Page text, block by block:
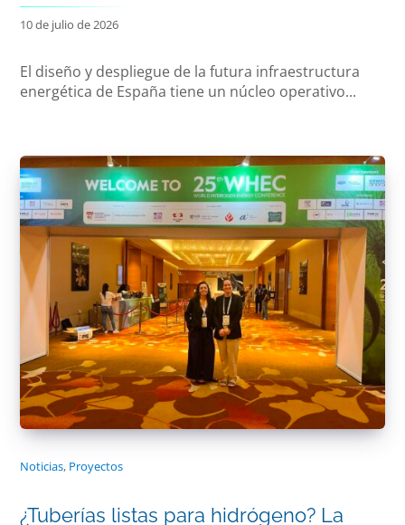
10 de julio de 2026
El diseño y despliegue de la futura infraestructura
energética de España tiene un núcleo operativo...
Noticias, Proyectos
¿Tuberías listas para hidrógeno? La